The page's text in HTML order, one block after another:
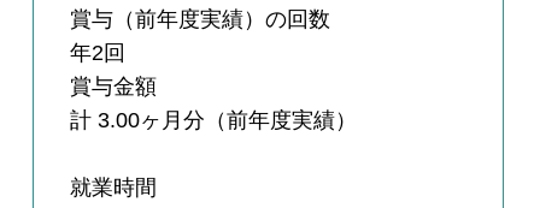
賞与（前年度実績）の回数
年2回
賞与金額
計 3.00ヶ月分（前年度実績）
就業時間